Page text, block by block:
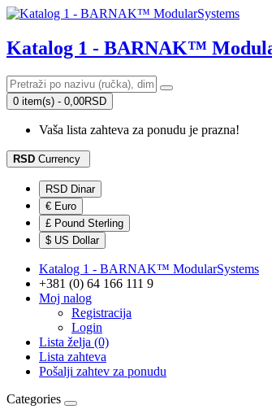
Katalog 1 - BARNAK™
0 item(s) - 0,00RSD
Vaša lista zahteva za ponudu je prazna!
RSD Currency
RSD Dinar
€ Euro
£ Pound Sterling
$ US Dollar
Katalog 1 - BARNAK™ ModularSystems
+381 (0) 64 166 111 9
Moj nalog
Registracija
Login
Lista želja (0)
Lista zahteva
Pošalji zahtev za ponudu
Categories